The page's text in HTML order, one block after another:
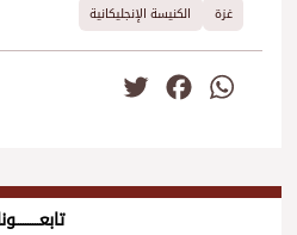
غزة الكنيسة الإنجليكانية
WhatsApp
Facebook